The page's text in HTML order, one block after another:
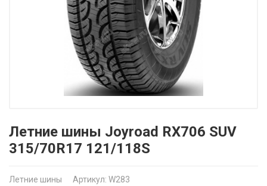
Летние шины Joyroad RX706 SUV
315/70R17 121/118S
Летние шины Артикул: W283